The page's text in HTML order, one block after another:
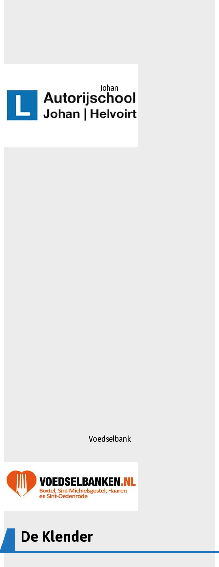
johan
Voedselbank
De Klender